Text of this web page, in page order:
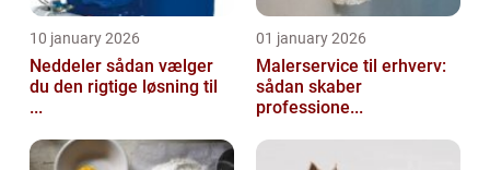
10 january 2026
Neddeler sådan vælger
du den rigtige løsning til
...
01 january 2026
Malerservice til erhverv:
sådan skaber
professione...